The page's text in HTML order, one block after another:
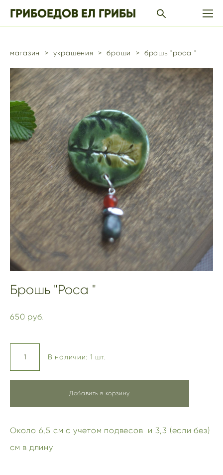
ГРИБОЕДОВ ЕЛ ГРИБЫ
магазин > украшения > броши > брошь "роса "
Брошь "Роса "
650 pуб.
В наличии: 1 шт.
Добавить в корзину
Около 6,5 см с учетом подвесов и 3,3 (если без)
см в длину